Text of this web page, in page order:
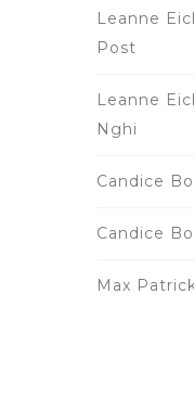
Leanne
Post
Leanne
Nghi
Candice
Candice
Max